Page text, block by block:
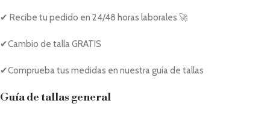
✔ Recibe tu pedido en 24/48 horas laborales 🚀
✔Cambio de talla GRATIS
✔Comprueba tus medidas en nuestra guía de tallas
Guía de tallas general